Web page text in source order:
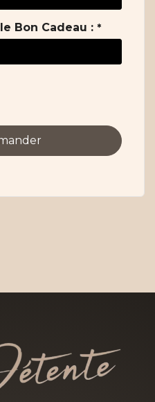
Bon Cadeau : *